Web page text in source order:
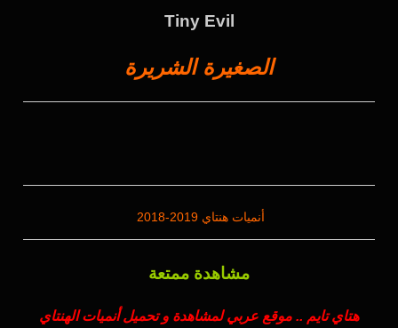
Tiny Evil
الصغيرة الشريرة
أنميات هنتاي 2019-2018
مشاهدة ممتعة
هتاي تايم .. موقع عربي لمشاهدة و تحميل أنميات الهنتاي